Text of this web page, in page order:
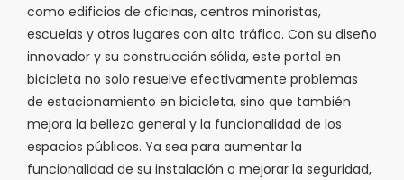
como edificios de oficinas, centros minoristas,
escuelas y otros lugares con alto tráfico. Con su diseño
innovador y su construcción sólida, este portal en
bicicleta no solo resuelve efectivamente problemas
de estacionamiento en bicicleta, sino que también
mejora la belleza general y la funcionalidad de los
espacios públicos. Ya sea para aumentar la
funcionalidad de su instalación o mejorar la seguridad,